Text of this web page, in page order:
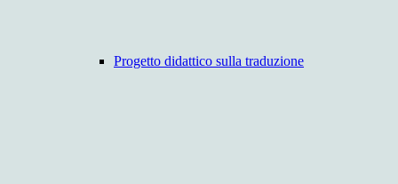
Progetto didattico sulla traduzione